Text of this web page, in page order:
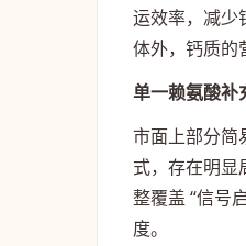
运效率，减少
体外，钙质的
单一赖氨酸补
市面上部分简
式，存在明显
整覆盖 “信号
度。